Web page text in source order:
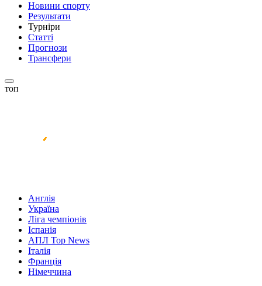
Новини спорту
Результати
Турніри
Статті
Прогнози
Трансфери
топ
Англія
Україна
Ліга чемпіонів
Іспанія
АПЛ Top News
Італія
Франція
Німеччина